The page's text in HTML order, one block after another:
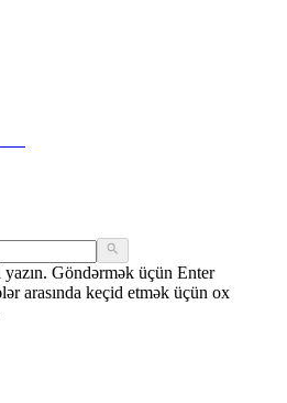
Göndərmək üçün Enter
arasında keçid etmək üçün ox